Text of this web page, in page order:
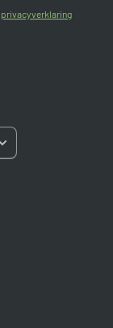
privacyverklaring